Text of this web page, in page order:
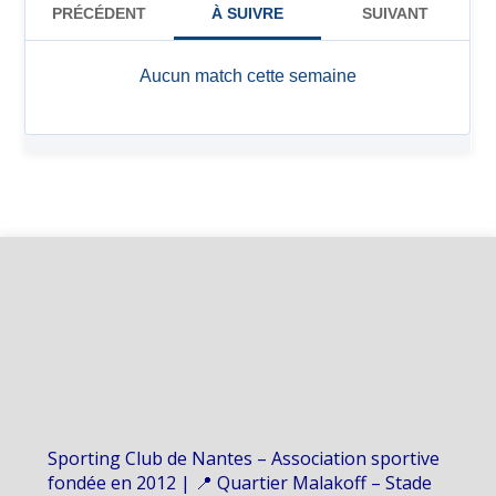
Sporting Club de Nantes – Association sportive
fondée en 2012 | 📍 Quartier Malakoff – Stade